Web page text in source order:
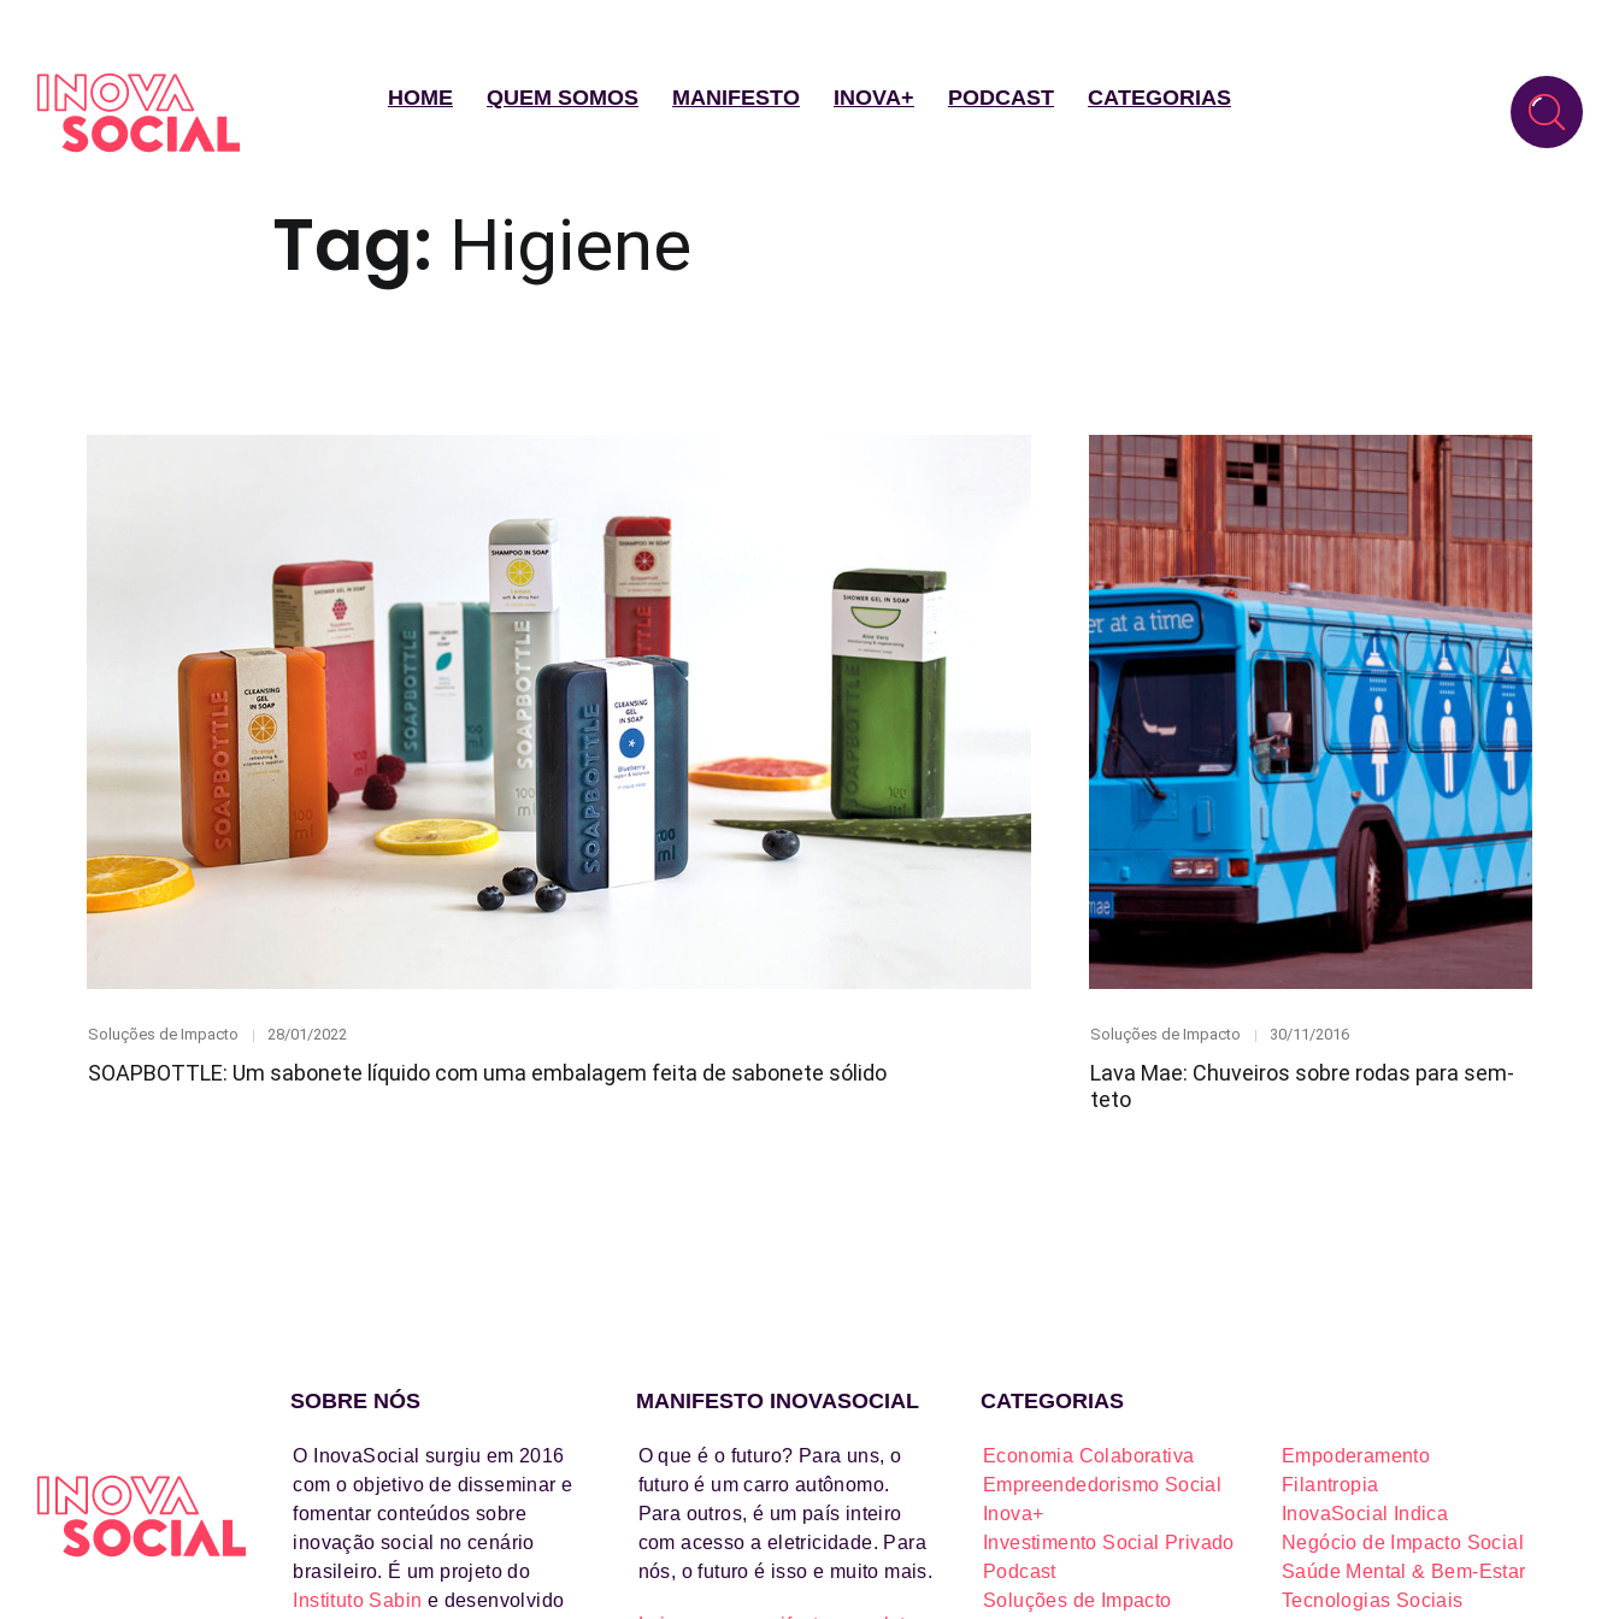
HOME QUEM SOMOS MANIFESTO INOVA+ PODCAST CATEGORIAS
Tag: Higiene
Category
Soluções de Impacto
Posted
28/01/2022
SOAPBOTTLE: Um sabonete líquido com uma embalagem feita de sabonete sólido
Category
Soluções de Impacto
Posted
30/11/2016
Lava Mae: Chuveiros sobre rodas para sem-
teto
SOBRE NÓS
O InovaSocial surgiu em 2016
com o objetivo de disseminar e
fomentar conteúdos sobre
inovação social no cenário
brasileiro. É um projeto do
Instituto Sabin e desenvolvido
MANIFESTO INOVASOCIAL
O que é o futuro? Para uns, o
futuro é um carro autônomo.
Para outros, é um país inteiro
com acesso a eletricidade. Para
nós, o futuro é isso e muito mais.
CATEGORIAS
Economia Colaborativa
Empoderamento
Empreendedorismo Social
Filantropia
Inova+
InovaSocial Indica
Investimento Social Privado
Negócio de Impacto Social
Podcast
Saúde Mental & Bem-Estar
Soluções de Impacto
Tecnologias Sociais